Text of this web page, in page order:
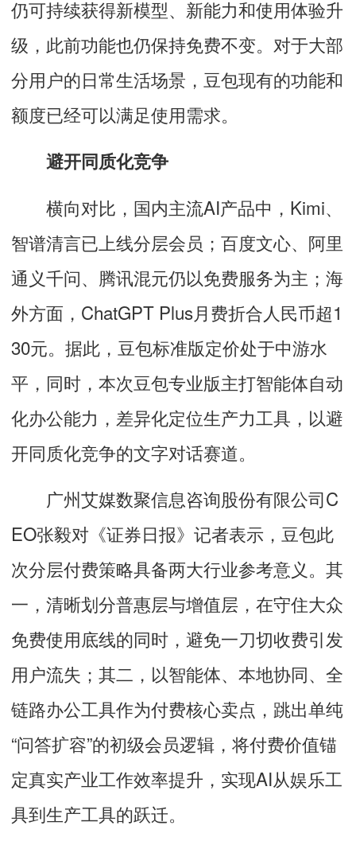
仍可持续获得新模型、新能力和使用体验升
级，此前功能也仍保持免费不变。对于大部
分用户的日常生活场景，豆包现有的功能和
额度已经可以满足使用需求。
避开同质化竞争
横向对比，国内主流AI产品中，Kimi、
智谱清言已上线分层会员；百度文心、阿里
通义千问、腾讯混元仍以免费服务为主；海
外方面，ChatGPT Plus月费折合人民币超1
30元。据此，豆包标准版定价处于中游水
平，同时，本次豆包专业版主打智能体自动
化办公能力，差异化定位生产力工具，以避
开同质化竞争的文字对话赛道。
广州艾媒数聚信息咨询股份有限公司C
EO张毅对《证券日报》记者表示，豆包此
次分层付费策略具备两大行业参考意义。其
一，清晰划分普惠层与增值层，在守住大众
免费使用底线的同时，避免一刀切收费引发
用户流失；其二，以智能体、本地协同、全
链路办公工具作为付费核心卖点，跳出单纯
“问答扩容”的初级会员逻辑，将付费价值锚
定真实产业工作效率提升，实现AI从娱乐工
具到生产工具的跃迁。